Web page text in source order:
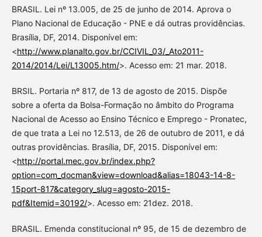
BRASIL. Lei nº 13.005, de 25 de junho de 2014. Aprova o
Plano Nacional de Educação - PNE e dá outras providências.
Brasília, DF, 2014. Disponível em:
<http://www.planalto.gov.br/CCIVIL_03/_Ato2011-
2014/2014/Lei/L13005.htm/>. Acesso em: 21 mar. 2018.
BRSIL. Portaria nº 817, de 13 de agosto de 2015. Dispõe
sobre a oferta da Bolsa-Formação no âmbito do Programa
Nacional de Acesso ao Ensino Técnico e Emprego - Pronatec,
de que trata a Lei no 12.513, de 26 de outubro de 2011, e dá
outras providências. Brasília, DF, 2015. Disponível em:
<http://portal.mec.gov.br/index.php?
option=com_docman&view=download&alias=18043-14-8-
15port-817&category_slug=agosto-2015-
pdf&Itemid=30192/>. Acesso em: 21dez. 2018.
BRASIL. Emenda constitucional nº 95, de 15 de dezembro de